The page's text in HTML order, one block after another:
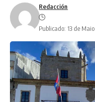
Redacción
Publicado: 13 de